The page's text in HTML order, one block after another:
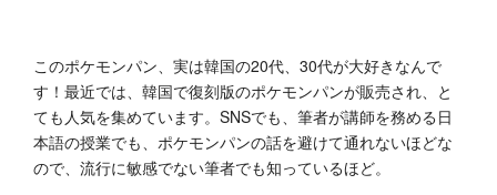
このポケモンパン、実は韓国の20代、30代が大好きなんで
す！最近では、韓国で復刻版のポケモンパンが販売され、と
ても人気を集めています。SNSでも、筆者が講師を務める日
本語の授業でも、ポケモンパンの話を避けて通れないほどな
ので、流行に敏感でない筆者でも知っているほど。